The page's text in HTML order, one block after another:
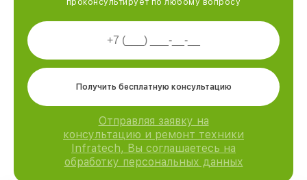
Получить бесплатную консультацию
Отправляя заявку на
консультацию и ремонт техники
Infratech, Вы соглашаетесь на
обработку персональных данных